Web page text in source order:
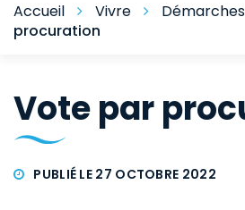
Accueil Vivre Démarches
procuration
Vote par
PUBLIÉ LE 27 OCTOBRE 2022